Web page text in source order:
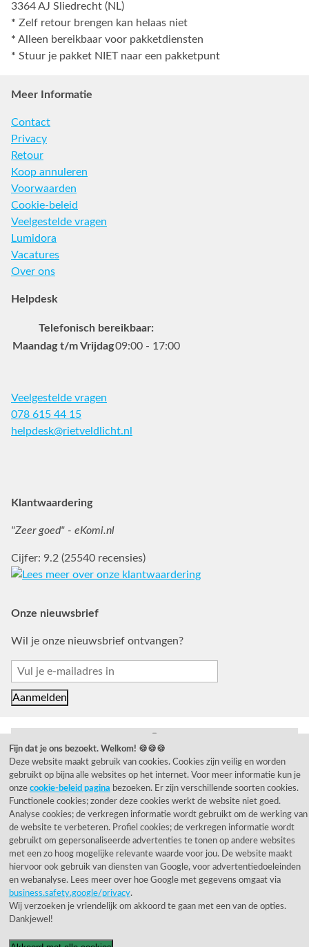
3364 AJ Sliedrecht (NL)
* Zelf retour brengen kan helaas niet
* Alleen bereikbaar voor pakketdiensten
* Stuur je pakket NIET naar een pakketpunt
Meer Informatie
Contact
Privacy
Retour
Koop annuleren
Voorwaarden
Cookie-beleid
Veelgestelde vragen
Lumidora
Vacatures
Over ons
Helpdesk
Telefonisch bereikbaar:
Maandag t/m Vrijdag09:00 - 17:00
Veelgestelde vragen
078 615 44 15
helpdesk@rietveldlicht.nl
Klantwaardering
"Zeer goed" - eKomi.nl
Cijfer: 9.2 (25540 recensies)
Onze nieuwsbrief
Wil je onze nieuwsbrief ontvangen?
© 1955 - 2026 Rietveld Licht B.V.
Fijn dat je ons bezoekt. Welkom! 🍪🍪🍪
Deze website maakt gebruik van cookies. Cookies zijn veilig en worden
gebruikt op bijna alle websites op het internet. Voor meer informatie kun je
onze cookie-beleid pagina bezoeken. Er zijn verschillende soorten cookies.
Functionele cookies; zonder deze cookies werkt de website niet goed.
Analyse cookies; de verkregen informatie wordt gebruikt om de werking van
de website te verbeteren. Profiel cookies; de verkregen informatie wordt
gebruikt om gepersonaliseerde advertenties te tonen op andere websites
met een zo hoog mogelijke relevante waarde voor jou. De website maakt
hiervoor ook gebruik van diensten van Google, voor advertentiedoeleinden
en webanalyse. Lees meer over hoe Google met gegevens omgaat via
business.safety.google/privacy.
Wij verzoeken je vriendelijk om akkoord te gaan met een van de opties.
Dankjewel!